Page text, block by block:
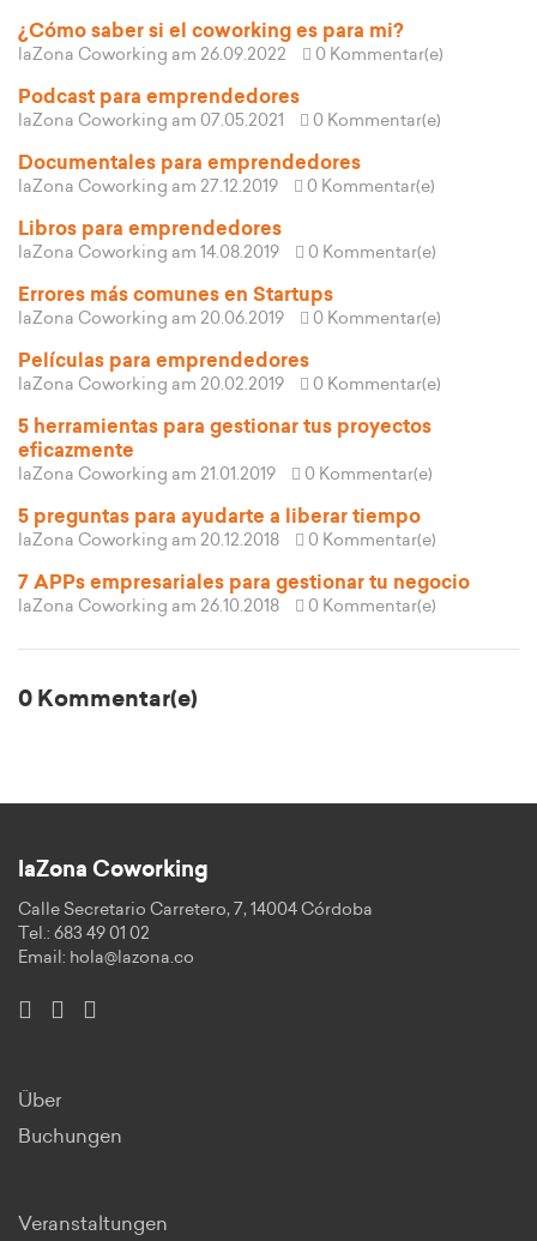
¿Cómo saber si el coworking es para mi?
laZona Coworking am 26.09.2022 0 Kommentar(e)
Podcast para emprendedores
laZona Coworking am 07.05.2021 0 Kommentar(e)
Documentales para emprendedores
laZona Coworking am 27.12.2019 0 Kommentar(e)
Libros para emprendedores
laZona Coworking am 14.08.2019 0 Kommentar(e)
Errores más comunes en Startups
laZona Coworking am 20.06.2019 0 Kommentar(e)
Películas para emprendedores
laZona Coworking am 20.02.2019 0 Kommentar(e)
5 herramientas para gestionar tus proyectos
eficazmente
laZona Coworking am 21.01.2019 0 Kommentar(e)
5 preguntas para ayudarte a liberar tiempo
laZona Coworking am 20.12.2018 0 Kommentar(e)
7 APPs empresariales para gestionar tu negocio
laZona Coworking am 26.10.2018 0 Kommentar(e)
0 Kommentar(e)
laZona Coworking
Calle Secretario Carretero, 7, 14004 Córdoba
Tel.: 683 49 01 02
Email: hola@lazona.co
Über
Buchungen
Veranstaltungen